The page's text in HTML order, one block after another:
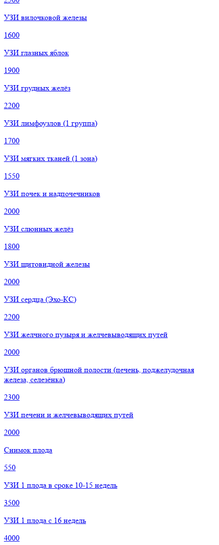
УЗИ вилочковой железы
1600
УЗИ глазных яблок
1900
УЗИ грудных желёз
2200
УЗИ лимфоузлов (1 группа)
1700
УЗИ мягких тканей (1 зона)
1550
УЗИ почек и надпочечников
2000
УЗИ слюнных желёз
1800
УЗИ щитовидной железы
2000
УЗИ сердца (Эхо-КС)
2200
УЗИ желчного пузыря и желчевыводящих путей
2000
УЗИ органов брюшной полости (печень, поджелудочная
железа, селезёнка)
2300
УЗИ печени и желчевыводящих путей
2000
Снимок плода
550
УЗИ 1 плода в сроке 10-15 недель
3500
УЗИ 1 плода с 16 недель
4000